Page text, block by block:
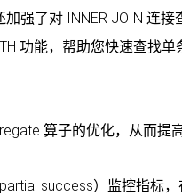
强了对 INNER JOIN 连
功能，帮助您快速查找
算子的优化，从而提
success）监控指标